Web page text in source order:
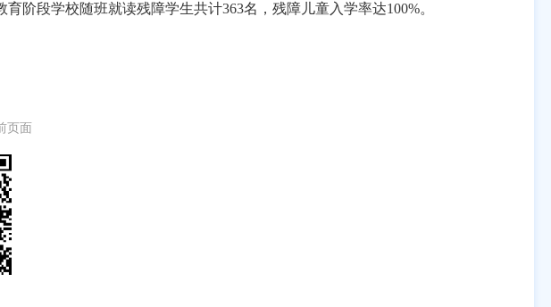
育阶段学校随班就读残障学生共计363名，残障儿童入学率达100%。
页面